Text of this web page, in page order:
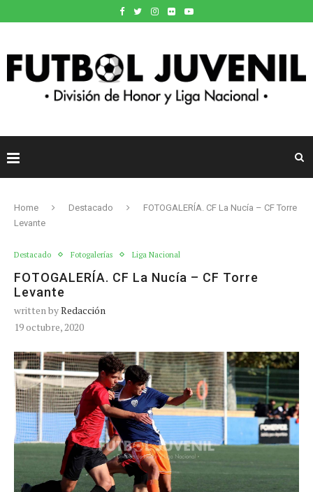
Home Destacado
FOTOGALERÍA. CF La Nucía – CF Torre
Levante
Destacado Fotogalerías Liga Nacional
FOTOGALERÍA. CF La Nucía – CF Torre
Levante
written byRedacción
19 octubre, 2020